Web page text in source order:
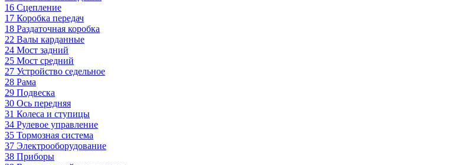
16 Сцепление
17 Коробка передач
18 Раздаточная коробка
22 Валы карданные
24 Мост задний
25 Мост средний
27 Устройство седельное
28 Рама
29 Подвеска
30 Ось передняя
31 Колеса и ступицы
34 Рулевое управление
35 Тормозная система
37 Электрооборудование
38 Приборы